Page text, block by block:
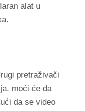
alat u
pretraživači
moći će da
da se video